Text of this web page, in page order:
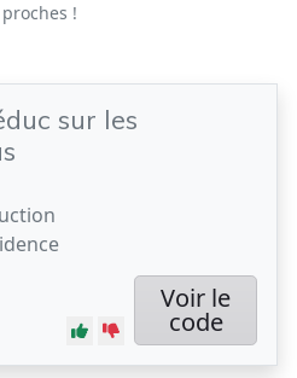
!
sur les
Voir le
code